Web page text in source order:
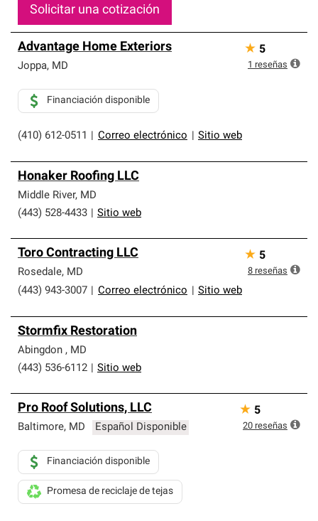
Solicitar una cotización
Advantage Home Exteriors
Joppa, MD
(410) 612-0511 Correo electrónico Sitio web
Financiación disponible
★ 5
1 reseñas
Honaker Roofing LLC
Middle River, MD
(443) 528-4433
Sitio web
Toro Contracting LLC
Rosedale, MD
(443) 943-3007
Correo electrónico Sitio web
★ 5
8 reseñas
Stormfix Restoration
Abingdon , MD
(443) 536-6112
Sitio web
Pro Roof Solutions, LLC
Baltimore, MD Español Disponible
Financiación disponible
Promesa de reciclaje de tejas
★ 5
20 reseñas